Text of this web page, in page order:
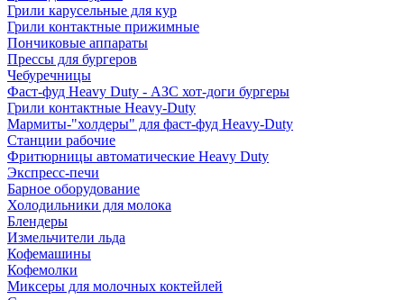
Грили карусельные для кур
Грили контактные прижимные
Пончиковые аппараты
Прессы для бургеров
Чебуречницы
Фаст-фуд Heavy Duty - АЗС хот-доги бургеры
Грили контактные Heavy-Duty
Мармиты-"холдеры" для фаст-фуд Heavy-Duty
Станции рабочие
Фритюрницы автоматические Heavy Duty
Экспресс-печи
Барное оборудование
Холодильники для молока
Блендеры
Измельчители льда
Кофемашины
Кофемолки
Миксеры для молочных коктейлей